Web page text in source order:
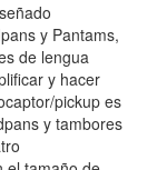
y Pantams,
de lengua
y hacer
pickup es
y tambores